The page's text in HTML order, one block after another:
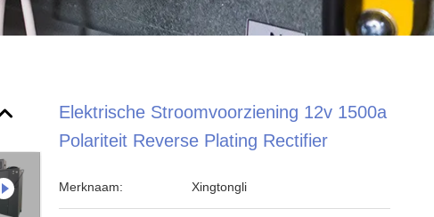
Elektrische Stroomvoorziening 12v 1500a
Polariteit Reverse Plating Rectifier
Merknaam: Xingtongli